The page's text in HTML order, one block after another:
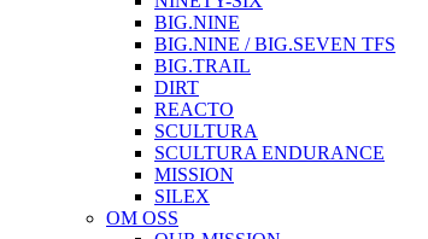
BIG.NINE
BIG.NINE / BIG.SEVEN TFS
BIG.TRAIL
DIRT
REACTO
SCULTURA
SCULTURA ENDURANCE
MISSION
SILEX
OM OSS